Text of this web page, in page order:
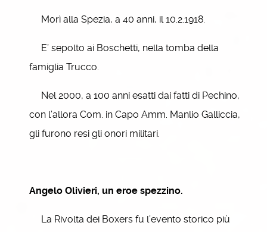
Morì alla Spezia, a 40 anni, il 10.2.1918.
E’ sepolto ai Boschetti, nella tomba della
famiglia Trucco.
Nel 2000, a 100 anni esatti dai fatti di Pechino,
con l’allora Com. in Capo Amm. Manlio Galliccia,
gli furono resi gli onori militari.
Angelo Olivieri, un eroe spezzino.
La Rivolta dei Boxers fu l’evento storico più